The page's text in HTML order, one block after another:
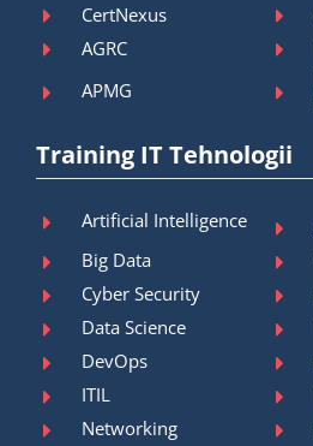
CertNexus
AGRC
APMG
Training IT Tehnologii
Artificial Intelligence
Big Data
Cyber Security
Data Science
DevOps
ITIL
Networking